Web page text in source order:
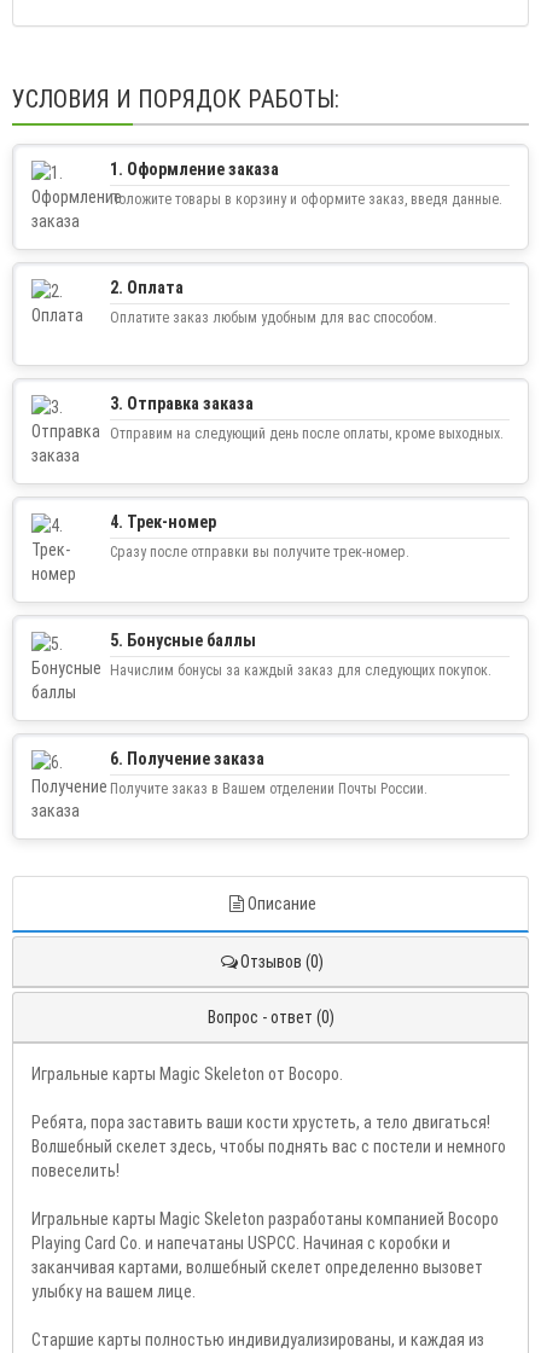
УСЛОВИЯ И ПОРЯДОК РАБОТЫ:
1. Оформление заказа
Положите товары в корзину и оформите заказ, введя данные.
2. Оплата
Оплатите заказ любым удобным для вас способом.
3. Отправка заказа
Отправим на следующий день после оплаты, кроме выходных.
4. Трек-номер
Сразу после отправки вы получите трек-номер.
5. Бонусные баллы
Начислим бонусы за каждый заказ для следующих покупок.
6. Получение заказа
Получите заказ в Вашем отделении Почты России.
Описание
Отзывов (0)
Вопрос - ответ (0)
Игральные карты Magic Skeleton от Bocopo.
Ребята, пора заставить ваши кости хрустеть, а тело двигаться!
Волшебный скелет здесь, чтобы поднять вас с постели и немного
повеселить!
Игральные карты Magic Skeleton разработаны компанией Bocopo
Playing Card Co. и напечатаны USPCC. Начиная с коробки и
заканчивая картами, волшебный скелет определенно вызовет
улыбку на вашем лице.
Старшие карты полностью индивидуализированы, и каждая из